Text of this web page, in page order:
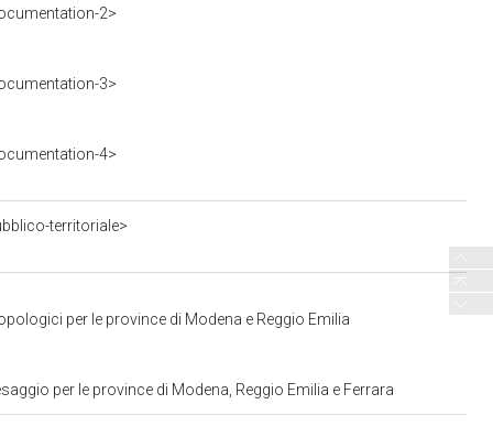
2>
3>
4>
territoriale>
per le province di Modena e Reggio Emilia
per le province di Modena, Reggio Emilia e Ferrara